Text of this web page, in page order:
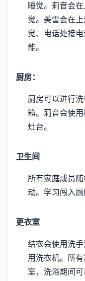
睡觉。 莉音会
觉。 美雪会在
觉、电话处接电
能。
厨房：
厨房可以进行洗
箱。 莉音会使用
灶台。
卫生间
所有家庭成员
动。 学习闯入厕
更衣室
结衣会使用洗手
用洗衣机。 所
室，洗浴期间